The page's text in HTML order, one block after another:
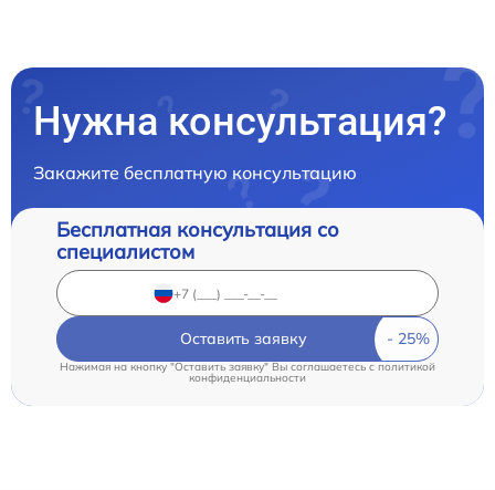
Нужна консультация?
Закажите бесплатную консультацию
Бесплатная консультация со
специалистом
Оставить заявку
Нажимая на кнопку "Оставить заявку" Вы соглашаетесь cполитикой
конфиденциальности